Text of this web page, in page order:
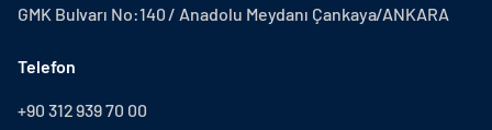
GMK Bulvarı No:140 / Anadolu Meydanı Çankaya/ANKARA
Telefon
+90 312 939 70 00